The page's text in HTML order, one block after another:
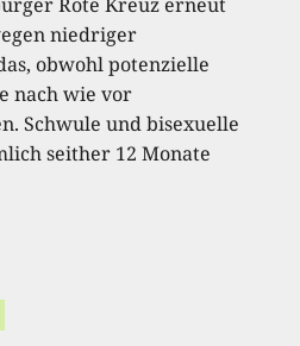
niedriger
obwohl potenzielle
nach wie vor
Schwule und bisexuelle
seither 12 Monate